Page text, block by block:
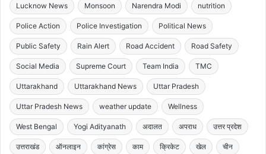
Lucknow News Monsoon Narendra Modi nutrition
Police Action Police Investigation Political News
Public Safety Rain Alert Road Accident Road Safety
Social Media Supreme Court Team India TMC
Uttarakhand Uttarakhand News Uttar Pradesh
Uttar Pradesh News weather update Wellness
West Bengal Yogi Adityanath अदालत अपराध उत्तर प्रदेश
उत्तराखंड ऑनलाइन कांग्रेस काम क्रिकेट खेल चीन